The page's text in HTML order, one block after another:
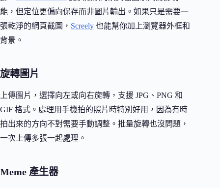
能，但定位更偏向保存而非圖片輸出。如果只是需要一
張乾淨的網頁截圖， Screely 也能幫你加上瀏覽器外框和
背景。
旋轉圖片
上傳圖片，選擇向左或向右旋轉，支援 JPG、PNG 和
GIF 格式。處理用手機拍的照片時特別好用，因為有時
拍出來的方向不對需要手動調整。批量旋轉也沒問題，
一次上傳多張一起處理。
Meme 產生器